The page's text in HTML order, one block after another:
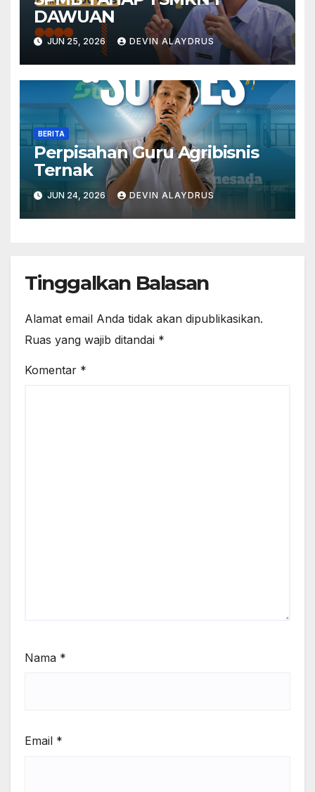
DAWUAN
JUN 25, 2026 DEVIN ALAYDRUS
BERITA
Perpisahan Guru Agribisnis
Ternak
JUN 24, 2026 DEVIN ALAYDRUS
Tinggalkan Balasan
Alamat email Anda tidak akan dipublikasikan.
Ruas yang wajib ditandai *
Komentar *
Nama *
Email *